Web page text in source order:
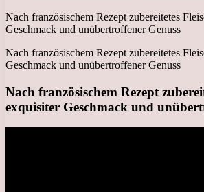
Nach französischem Rezept zubereitetes
Geschmack und unübertroffener Genuss
Nach französischem Rezept zubereitetes
Geschmack und unübertroffener Genuss
Nach französischem Rezept
exquisiter Geschmack und